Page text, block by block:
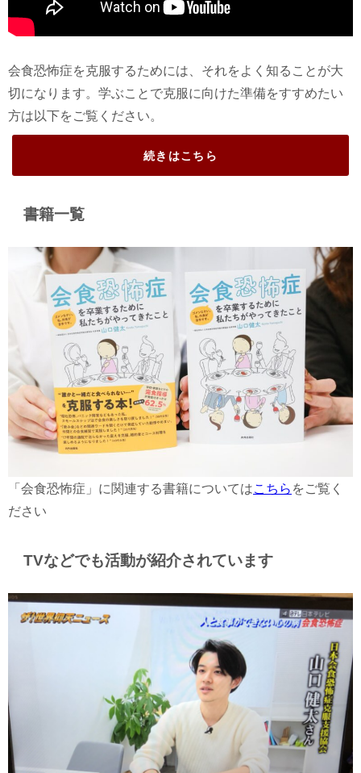
会食恐怖症を克服するためには、それをよく知ることが大
切になります。学ぶことで克服に向けた準備をすすめたい
方は以下をご覧ください。
続きはこちら
書籍一覧
「会食恐怖症」に関連する書籍についてはこちら をご覧く
ださい
TVなどでも活動が紹介されています